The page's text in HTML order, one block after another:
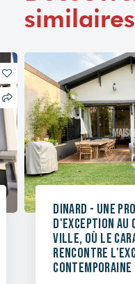
Dinard - Une
d'exception au
ville, où le
rencontre
contemporaine